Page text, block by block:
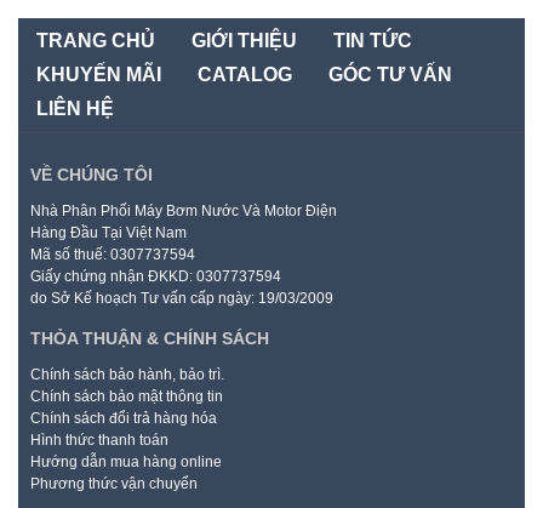
TRANG CHỦ GIỚI THIỆU
TIN TỨC
KHUYẾN MÃI
CATALOG
GÓC TƯ VẤN
LIÊN HỆ
VỀ CHÚNG TÔI
Nhà Phân Phối Máy Bơm Nước Và Motor Điện
Hàng Đầu Tại Việt Nam
Mã số thuế: 0307737594
Giấy chứng nhận ĐKKD: 0307737594
do Sở Kế hoạch Tư vấn cấp ngày: 19/03/2009
THỎA THUẬN & CHÍNH SÁCH
Chính sách bảo hành, bảo trì.
Chính sách bảo mật thông tin
Chính sách đổi trả hàng hóa
Hình thức thanh toán
Hướng dẫn mua hàng online
Phương thức vận chuyển